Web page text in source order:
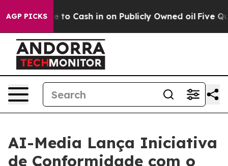
AGP PICKSto Cash in on Publicly Owned oil Five
AI-Media Lança Iniciativa
de Conformidade com o